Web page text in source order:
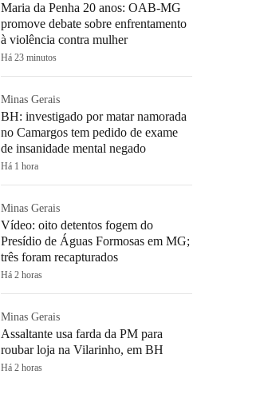
Maria da Penha 20 anos: OAB-MG
promove debate sobre enfrentamento
à violência contra mulher
Há 23 minutos
Minas Gerais
BH: investigado por matar namorada
no Camargos tem pedido de exame
de insanidade mental negado
Há 1 hora
Minas Gerais
Vídeo: oito detentos fogem do
Presídio de Águas Formosas em MG;
três foram recapturados
Há 2 horas
Minas Gerais
Assaltante usa farda da PM para
roubar loja na Vilarinho, em BH
Há 2 horas